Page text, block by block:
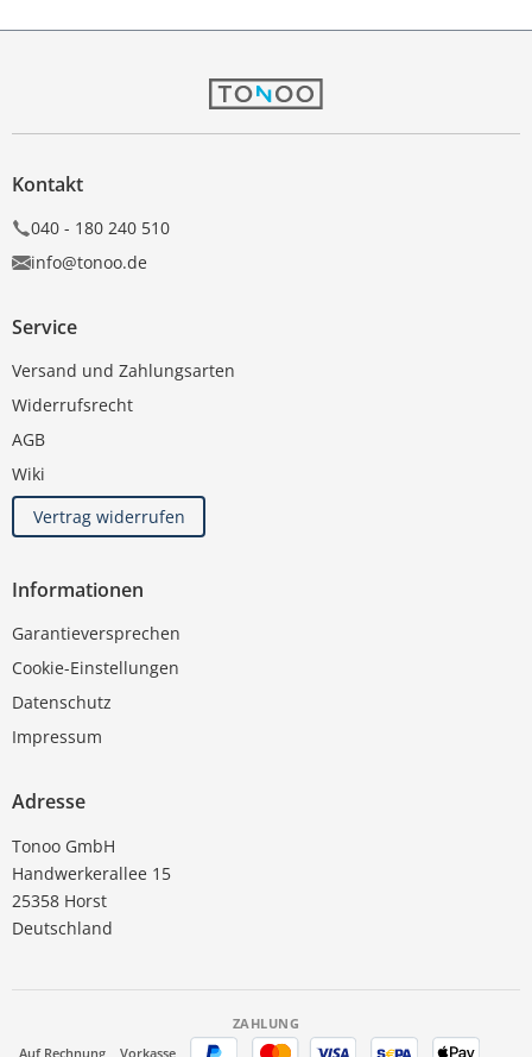
Kontakt
040 - 180 240 510
info@tonoo.de
Service
Versand und Zahlungsarten
Widerrufsrecht
AGB
Wiki
Vertrag widerrufen
Informationen
Garantieversprechen
Cookie-Einstellungen
Datenschutz
Impressum
Adresse
Tonoo GmbH
Handwerkerallee 15
25358 Horst
Deutschland
ZAHLUNG
Auf Rechnung
Vorkasse